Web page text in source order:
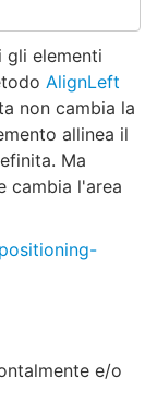
gli elementi
AlignLeft
non cambia la
allinea il
Ma
cambia l'area
positioning-
e/o